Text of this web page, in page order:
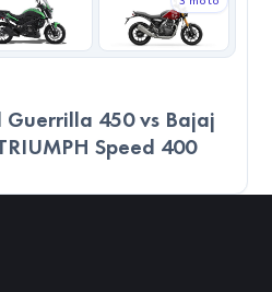
450 vs Bajaj
Speed 400